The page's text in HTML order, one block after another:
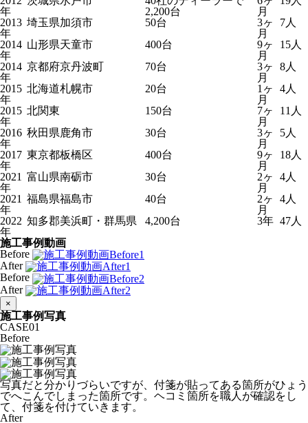
年
2,200台
月
2013
年
埼玉県加須市 50台
3ヶ
月
7人
2014
年
山形県天童市 400台
9ヶ
月
15人
2014
年
京都府京丹波町 70台
3ヶ
月
8人
2015
年
北海道札幌市 20台
1ヶ
月
4人
2015
年
北関東 150台
7ヶ
月
11人
2016
年
秋田県鹿角市 30台
3ヶ
月
5人
2017
年
東京都板橋区 400台
9ヶ
月
18人
2021
年
富山県南砺市 30台
2ヶ
月
4人
2021
年
福島県福島市 40台
2ヶ
月
4人
2022
年
知多郡美浜町・群馬県 4,200台 3年 47人
施工事例動画
Before
After
Before
After
×
施工事例写真
CASE01
Before
写真だと分かりづらいですが、付箋が貼ってある箇所がひょう
でへこんでしまった箇所です。ヘコミ箇所を職人が確認をし
て、付箋を付けていきます。
After